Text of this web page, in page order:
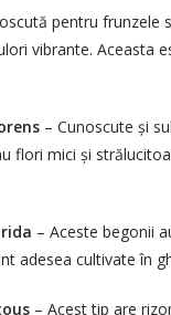
pentru frunzele
vibrante. Aceasta
– Cunoscute și
flori mici și
– Aceste begonii
adesea cultivate în
– Acest tip are